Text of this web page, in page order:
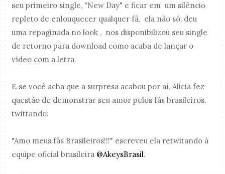
seu primeiro single, "New Day" e ficar em um silêncio
repleto de enlouquecer qualquer fã, ela não só, deu
uma repaginada no look , nos disponibilizou seu single
de retorno para download como acaba de lançar o
vídeo com a letra.
E se você acha que a surpresa acabou por aí, Alicia fez
questão de demonstrar seu amor pelos fãs brasileiros,
twittando:
"Amo meus fãs Brasileiros!!!" escreveu ela retwitando à
equipe oficial brasileira @AkeysBrasil.